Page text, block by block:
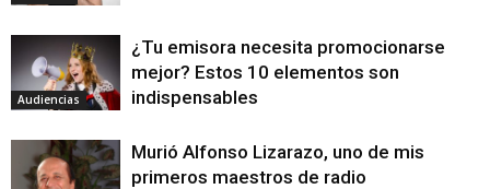
Audiencias
¿Tu emisora necesita promocionarse
mejor? Estos 10 elementos son
indispensables
Murió Alfonso Lizarazo, uno de mis
primeros maestros de radio